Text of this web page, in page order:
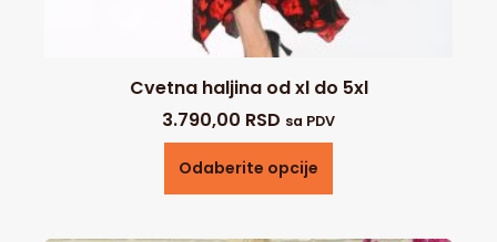
Cvetna haljina od xl do 5xl
3.790,00 RSD sa PDV
Odaberite opcije